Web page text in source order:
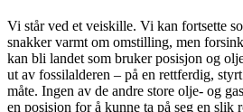
Vi står ved et veiskille. Vi kan fortsette
snakker varmt om omstilling, men
kan bli landet som bruker posisjon og
ut av fossilalderen – på en rettferdig,
måte. Ingen av de andre store olje- og
en posisjon for å kunne ta på seg en slik